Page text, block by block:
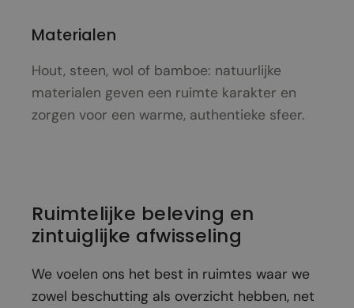
Materialen
Hout, steen, wol of bamboe: natuurlijke
materialen geven een ruimte karakter en
zorgen voor een warme, authentieke sfeer.
Ruimtelijke beleving en
zintuiglijke afwisseling
We voelen ons het best in ruimtes waar we
zowel beschutting als overzicht hebben, net